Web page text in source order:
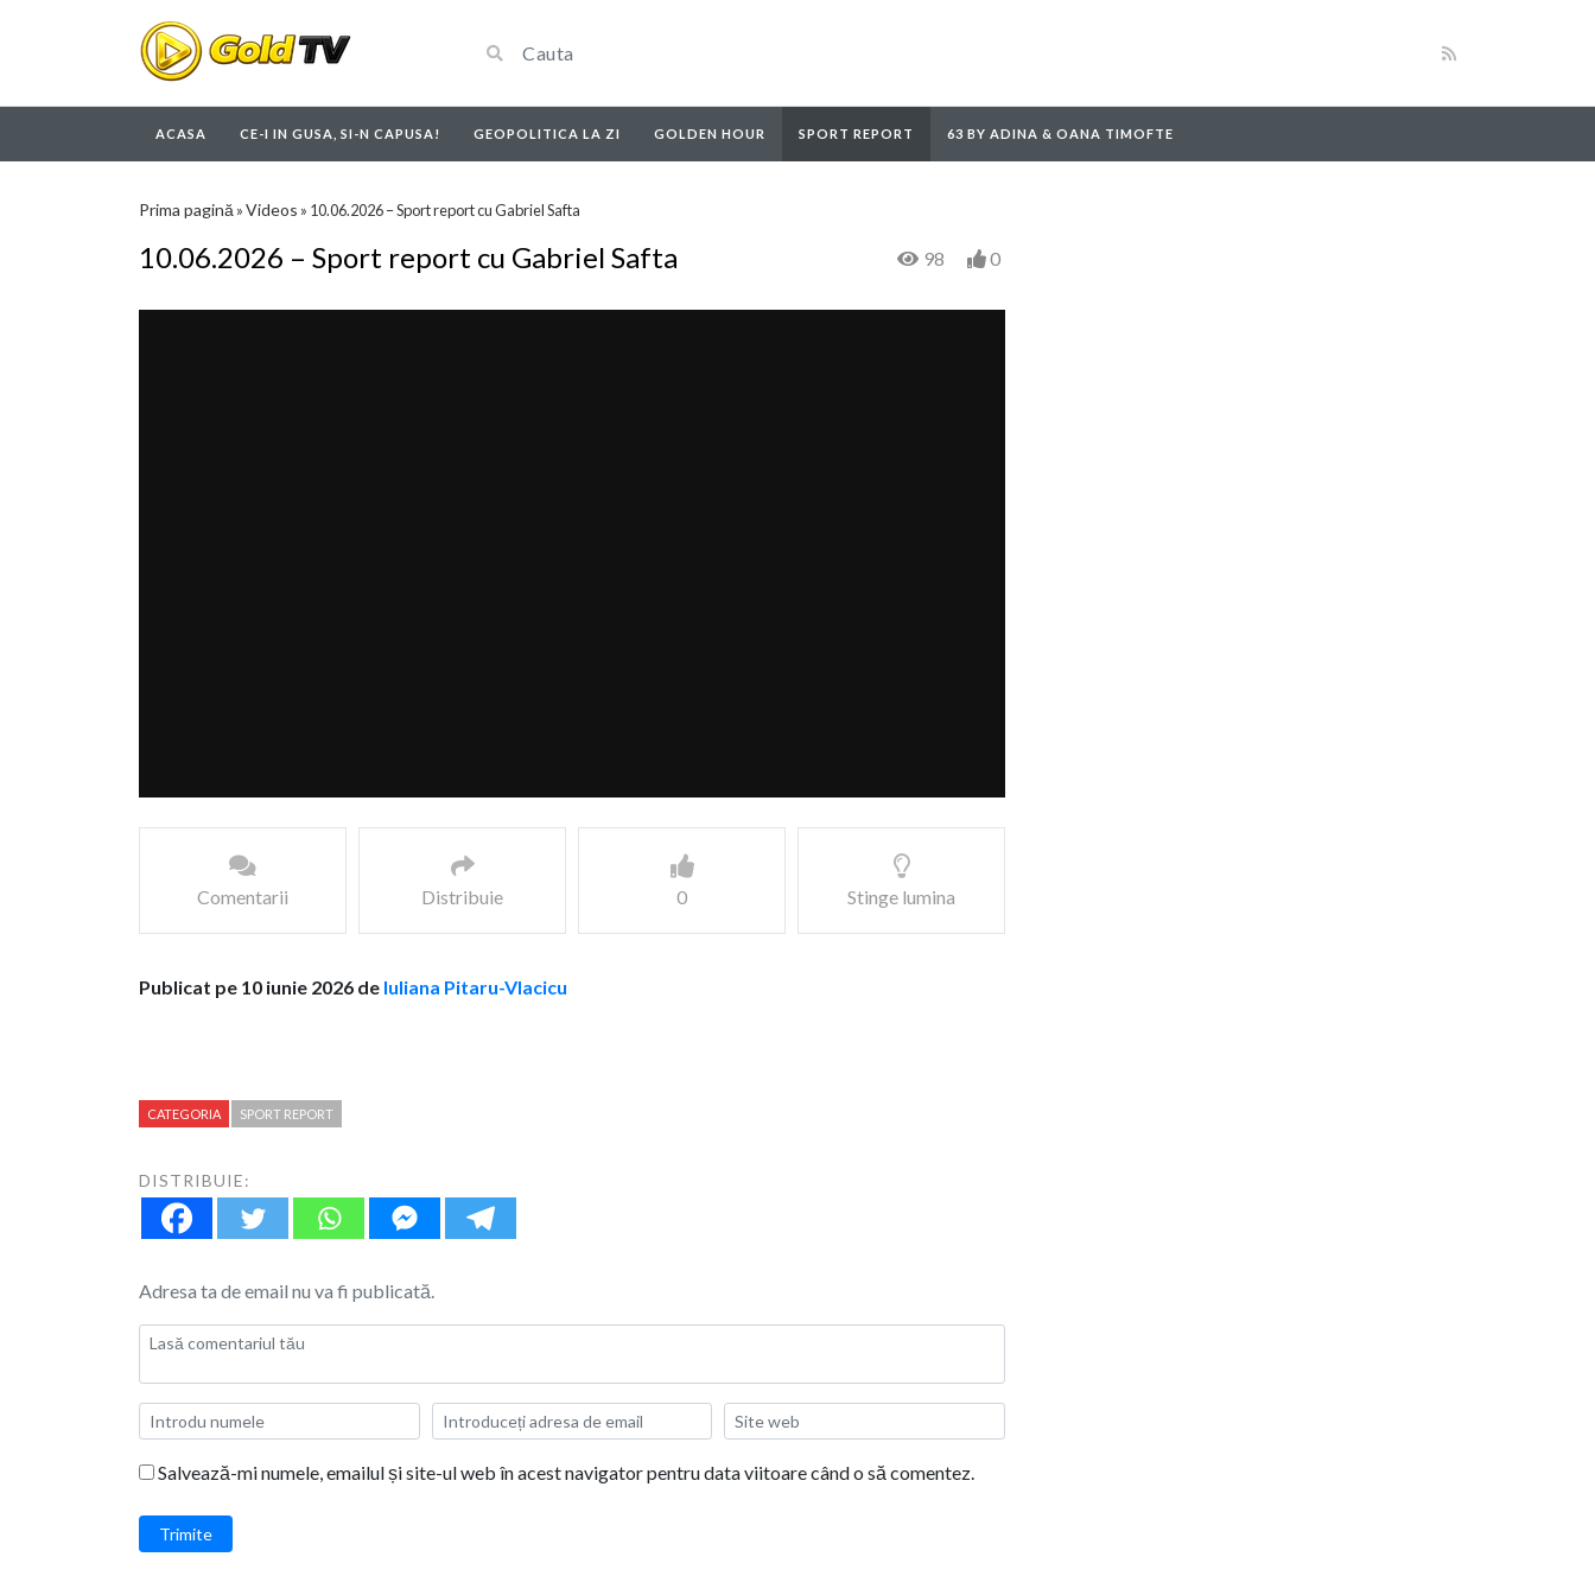
ACASA CE-I IN GUSA, SI-N CAPUSA! GEOPOLITICA LA ZI GOLDEN HOUR SPORT REPORT 63 BY ADINA & OANA TIMOFTE
Prima pagină »Videos » 10.06.2026 – Sport report cu Gabriel Safta
10.06.2026 – Sport report cu Gabriel Safta 98 0
Comentarii Distribuie 0 Stinge lumina
Publicat pe 10 iunie 2026 de Iuliana Pitaru-Vlacicu
CATEGORIA SPORT REPORT
DISTRIBUIE:
Adresa ta de email nu va fi publicată.
Salvează-mi numele, emailul și site-ul web în acest navigator pentru data viitoare când o să comentez.
Trimite